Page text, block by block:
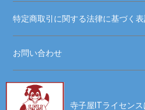
特定商取引に関する法律に基づく
お問い合わせ
寺子屋ITライセンス